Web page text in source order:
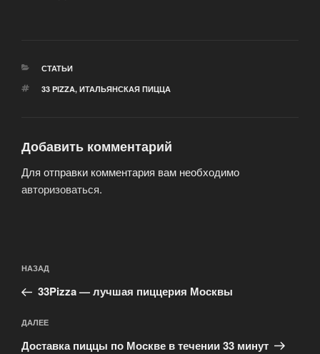
РУБРИКИ
СТАТЬИ
МЕТКИ
33 PIZZA, ИТАЛЬЯНСКАЯ ПИЦЦА
Добавить комментарий
Для отправки комментария вам необходимо
авторизоваться.
по
записям
Предыдущая
запись:
НАЗАД
33Pizza — лучшая пиццерия Москвы
Следующая
запись
ДАЛЕЕ
Доставка пиццы по Москве в течении 33 минут